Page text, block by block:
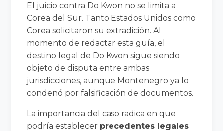
El juicio contra Do Kwon no se limita a
Corea del Sur. Tanto Estados Unidos como
Corea solicitaron su extradición. Al
momento de redactar esta guía, el
destino legal de Do Kwon sigue siendo
objeto de disputa entre ambas
jurisdicciones, aunque Montenegro ya lo
condenó por falsificación de documentos.
La importancia del caso radica en que
podría establecer precedentes legales